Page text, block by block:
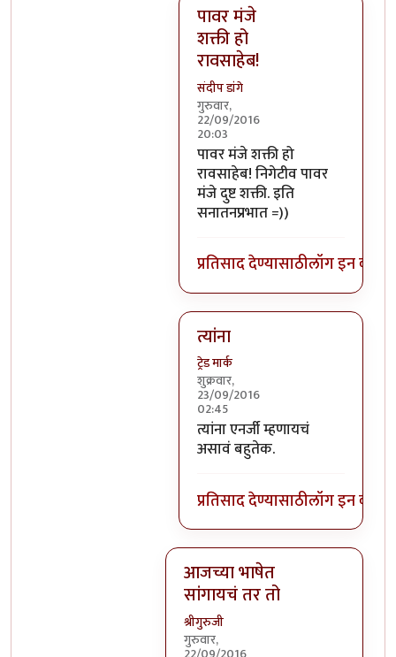
पावर मंजे
शक्ती हो
रावसाहेब!
संदीप डांगे
गुरुवार,
22/09/2016
20:03
In reply toनिगेटिव्ह पाॅवर्स?
पावर मंजे शक्ती हो
रावसाहेब! निगेटीव पावर
मंजे दुष्ट शक्ती. इति
सनातनप्रभात =))
प्रतिसाद देण्यासाठीलॉग इन करा
त्यांना
ट्रेड मार्क
शुक्रवार,
23/09/2016
02:45
In reply toनिगेटिव्ह पाॅवर्स?
त्यांना एनर्जी म्हणायचं
असावं बहुतेक.
प्रतिसाद देण्यासाठीलॉग इन करा
आजच्या भाषेत
सांगायचं तर तो
श्रीगुरुजी
गुरुवार,